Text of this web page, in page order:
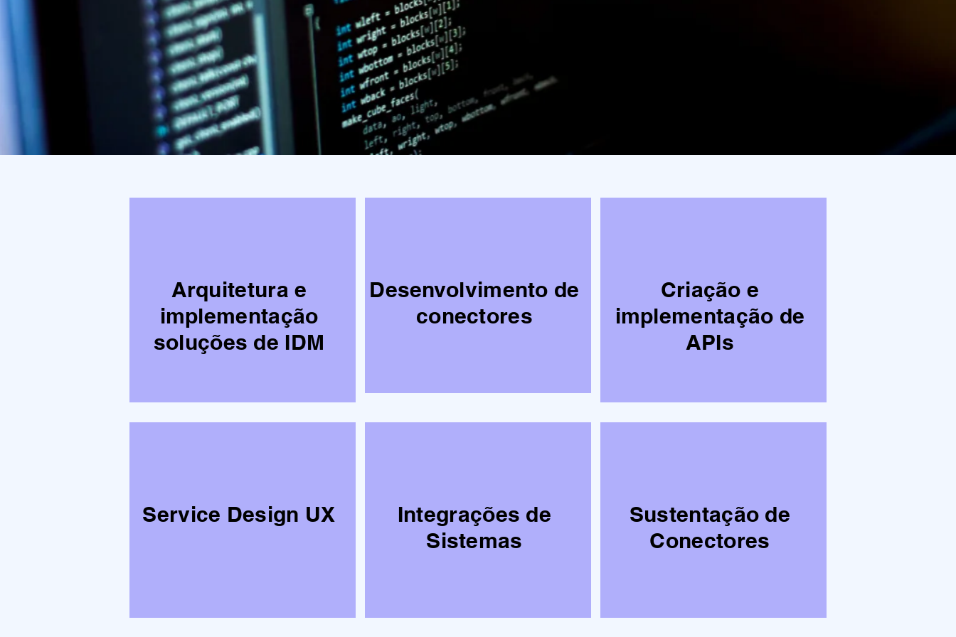
Arquitetura e
implementação
soluções de IDM
Desenvolvimento de
conectores
Criação e
implementação de
APIs
Service Design UX
Integrações de
Sistemas
Sustentação de
Conectores